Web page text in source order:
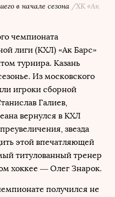
в начале сезона /ХК «Ак
чемпионата
лиги (КХЛ) «Ак Барс»
турнира. Казань
Из московского
игроки сборной
Галиев,
вернулся в КХЛ
звезда
этой впечатляющей
титулованный тренер
хоккее — Олег Знарок.
получился не